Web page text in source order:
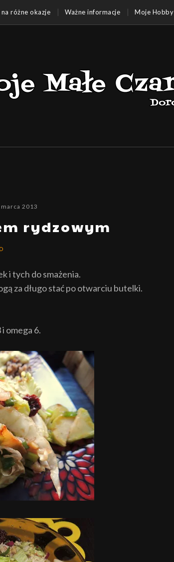
różne okazje Ważne informacje Moje Hobby
2013
rydzowym
i tych do smażenia.
ą za długo staćpo otwarciu butelki.
omega 6.